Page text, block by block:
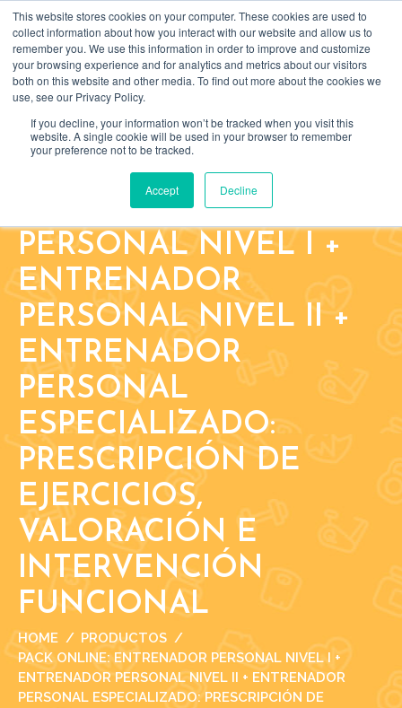
This website stores cookies on your computer. These cookies are used to
collect information about how you interact with our website and allow us to
remember you. We use this information in order to improve and customize
your browsing experience and for analytics and metrics about our visitors
both on this website and other media. To find out more about the cookies we
use, see our Privacy Policy.
If you decline, your information won’t be tracked when you visit this
website. A single cookie will be used in your browser to remember
your preference not to be tracked.
Accept Decline
Search
for:
BUSCAR
PACK ONLINE:
ENTRENADOR
PERSONAL NIVEL I +
ENTRENADOR
PERSONAL NIVEL II +
ENTRENADOR
PERSONAL
ESPECIALIZADO:
PRESCRIPCIÓN DE
EJERCICIOS,
VALORACIÓN E
INTERVENCIÓN
FUNCIONAL
HOME
PRODUCTOS
PACK ONLINE: ENTRENADOR PERSONAL NIVEL I +
ENTRENADOR PERSONAL NIVEL II + ENTRENADOR
PERSONAL ESPECIALIZADO: PRESCRIPCIÓN DE